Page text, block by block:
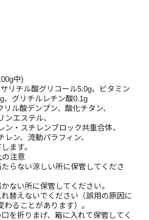
中)
リチル酸グリコール5.0g、ビタミン
、グリチルレチン酸0.1g
ル酸デンプン、酸化チタン、
ンエステル、
ン・スチレンブロック共重合体、
レン、流動パラフィン、
ます。
注意
たらない涼しい所に保管してくださ
ない所に保管してください。
れ替えないでください（誤用の原因に
わることがあります）。
口を折りまげ、箱に入れて保管してく